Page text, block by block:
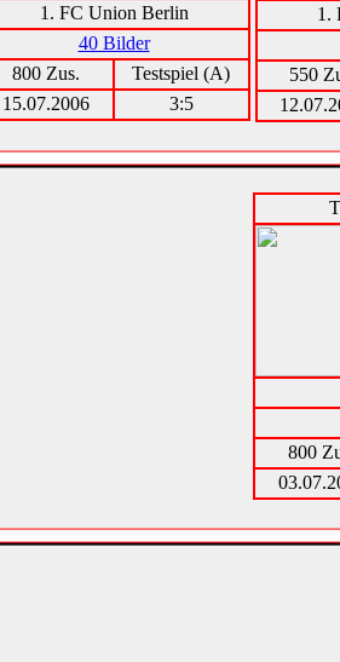
1. FC Union Berlin
40 Bilder
800 Zus.
Testspiel (A)
15.07.2006
3:5
1.
550
800